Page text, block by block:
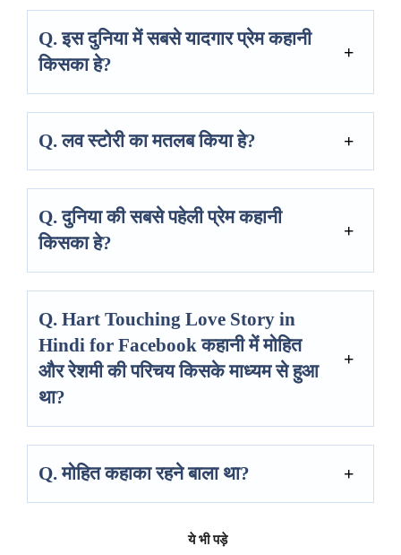
Q. इस दुनिया में सबसे यादगार प्रेम कहानी
किसका हे?
Q. लव स्टोरी का मतलब किया हे?
Q. दुनिया की सबसे पहेली प्रेम कहानी
किसका हे?
Q. Hart Touching Love Story in
Hindi for Facebook कहानी में मोहित
और रेशमी की परिचय किसके माध्यम से हुआ
था?
Q. मोहित कहाका रहने बाला था?
ये भी पड़े